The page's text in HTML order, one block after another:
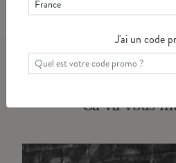
vos goûts et envies du moment.
Ca va vous
J'ai un code